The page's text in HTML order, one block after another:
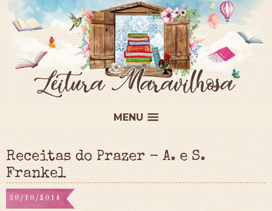
MENU
Receitas do Prazer - A. e S.
Frankel
30/10/2014